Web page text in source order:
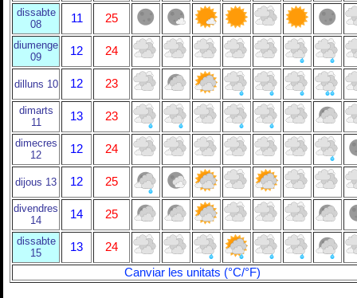
dissabte
08
11 25
diumenge
09
12 24
dilluns 10 12 23
dimarts
11
13 23
dimecres
12
12 24
dijous 13 12 25
divendres
14
14 25
dissabte
15
13
24
Canviar les unitats (°C/°F)